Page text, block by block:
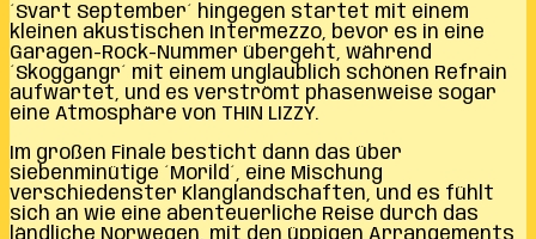
´Svart September´ hingegen startet mit einem
kleinen akustischen Intermezzo, bevor es in eine
Garagen-Rock-Nummer übergeht, während
´Skoggangr´ mit einem unglaublich schönen Refrain
aufwartet, und es verströmt phasenweise sogar
eine Atmosphäre von THIN LIZZY.
Im großen Finale besticht dann das über
siebenminütige ´Morild´, eine Mischung
verschiedenster Klanglandschaften, und es fühlt
sich an wie eine abenteuerliche Reise durch das
ländliche Norwegen, mit den üppigen Arrangements